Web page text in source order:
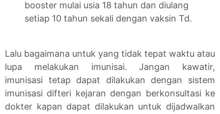
booster mulai usia 18 tahun dan diulang
setiap 10 tahun sekali dengan vaksin Td.
Lalu bagaimana untuk yang tidak tepat waktu atau
lupa melakukan imunisai. Jangan kawatir,
imunisasi tetap dapat dilakukan dengan sistem
imunisasi difteri kejaran dengan berkonsultasi ke
dokter kapan dapat dilakukan untuk dijadwalkan